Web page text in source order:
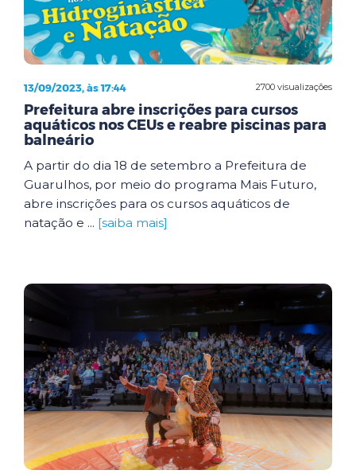
2700 visualizações
13/09/2023, às 17:44
Prefeitura abre inscrições para cursos
aquáticos nos CEUs e reabre piscinas para
balneário
A partir do dia 18 de setembro a Prefeitura de
Guarulhos, por meio do programa Mais Futuro,
abre inscrições para os cursos aquáticos de
natação e ... [saiba mais]